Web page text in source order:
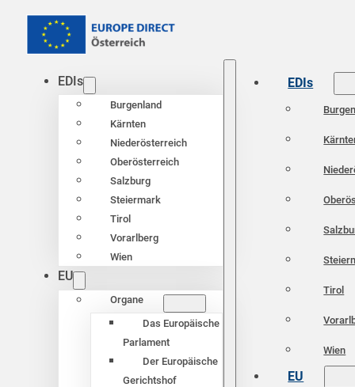
EDIs
Burgenland
Kärnten
Niederösterreich
Oberösterreich
Salzburg
Steiermark
Tirol
Vorarlberg
Wien
EU
Organe
Das Europäische
Parlament
Der Europäische
Gerichtshof
EDIs
Tirol
Wien
EU